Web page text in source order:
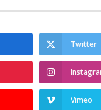
Twitter
Vimeo